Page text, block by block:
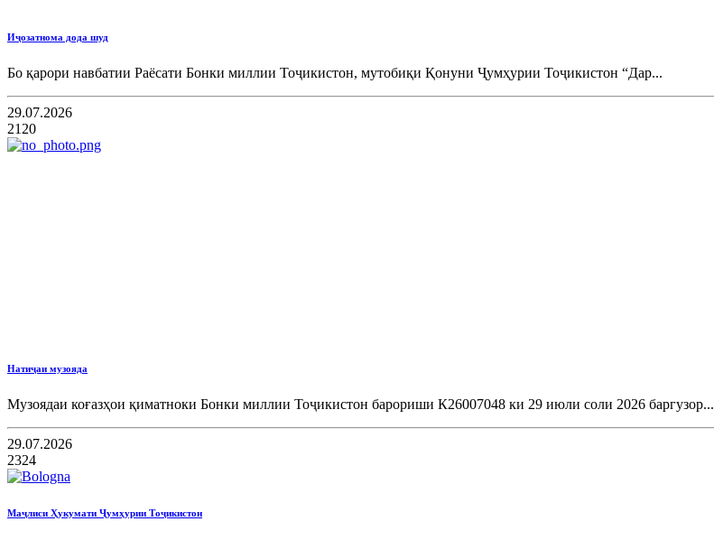
Иҷозатнома дода шуд
Бо қарори навбатии Раёсати Бонки миллии Тоҷикистон, мутобиқи Қонуни Ҷумҳурии Тоҷикистон “Дар...
29.07.2026
2120
Натиҷаи музояда
Музоядаи коғазҳои қиматноки Бонки миллии Тоҷикистон барориши К26007048 ки 29 июли соли 2026 баргузор...
29.07.2026
2324
Маҷлиси Ҳукумати Ҷумҳурии Тоҷикистон